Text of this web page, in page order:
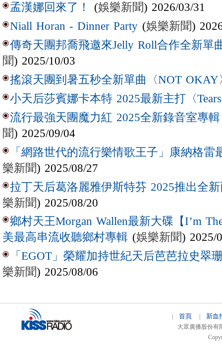
孟漢娜回來了！ (娛樂新聞) 2026/03/31
Niall Horan - Dinner Party (娛樂新聞)
傳奇天團邦喬飛邀來Jelly Roll合作全新單
聞) 2025/10/03
搖滾天團到暑五秒全新單曲〈NOT OKAY
小天后莎賓娜卡本特 2025最新主打〈
流行最強天團魔力紅 2025全新錄音室專
聞) 2025/09/04
「網路世代的流行樂情歌王子」康納格雷
樂新聞) 2025/08/27
拉丁天后葛洛麗雅伊斯特芬 2025推出全新
樂新聞) 2025/08/20
鄉村天王Morgan Wallen最新大碟【I’m
美最高串流收聽鄉村專輯 (娛樂新聞) 2025/
「EGOT」榮耀加持世紀天后芭芭拉史翠
樂新聞) 2025/08/06
首頁 新血
大眾廣播股份有